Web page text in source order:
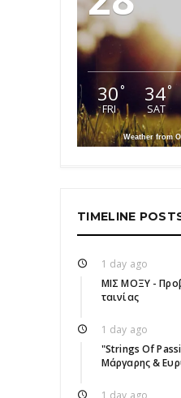
30°
FRI
34°
SAT
Weather from
TIMELINE
1 day ago
ΜΙΣ ΜΟΞΥ -
ταινίας
1 day ago
"Strings Of
Μάργαρης &